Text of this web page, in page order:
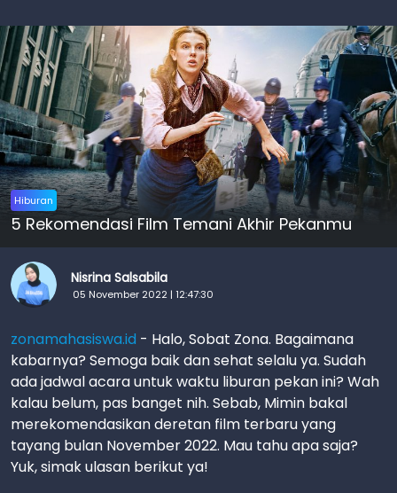
Hiburan
5 Rekomendasi Film Temani Akhir Pekanmu
Nisrina Salsabila
05 November 2022 | 12:47:30
zonamahasiswa.id - Halo, Sobat Zona. Bagaimana
kabarnya? Semoga baik dan sehat selalu ya. Sudah
ada jadwal acara untuk waktu liburan pekan ini? Wah
kalau belum, pas banget nih. Sebab, Mimin bakal
merekomendasikan deretan film terbaru yang
tayang bulan November 2022. Mau tahu apa saja?
Yuk, simak ulasan berikut ya!